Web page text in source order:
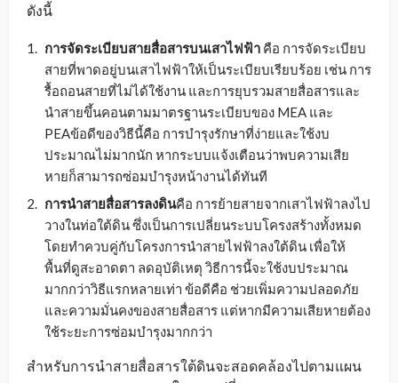
ดังนี้
การจัดระเบียบสายสื่อสารบนเสาไฟฟ้า คือ การจัดระเบียบ
สายที่พาดอยู่บนเสาไฟฟ้าให้เป็นระเบียบเรียบร้อย เช่น การ
รื้อถอนสายที่ไม่ได้ใช้งาน และการยุบรวมสายสื่อสารและ
นำสายขึ้นคอนตามมาตรฐานระเบียบของ MEA และ
PEAข้อดีของวิธีนี้คือ การบำรุงรักษาที่ง่ายและใช้งบ
ประมาณไม่มากนัก หากระบบแจ้งเตือนว่าพบความเสีย
หายก็สามารถซ่อมบำรุงหน้างานได้ทันที
การนำสายสื่อสารลงดินคือ การย้ายสายจากเสาไฟฟ้าลงไป
วางในท่อใต้ดิน ซึ่งเป็นการเปลี่ยนระบบโครงสร้างทั้งหมด
โดยทำควบคู่กับโครงการนำสายไฟฟ้าลงใต้ดิน เพื่อให้
พื้นที่ดูสะอาดตา ลดอุบัติเหตุ วิธีการนี้จะใช้งบประมาณ
มากกว่าวิธีแรกหลายเท่า ข้อดีคือ ช่วยเพิ่มความปลอดภัย
และความมั่นคงของสายสื่อสาร แต่หากมีความเสียหายต้อง
ใช้ระยะการซ่อมบำรุงมากกว่า
สำหรับการนำสายสื่อสารใต้ดินจะสอดคล้องไปตามแผน